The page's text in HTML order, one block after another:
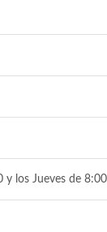
y los Jueves de